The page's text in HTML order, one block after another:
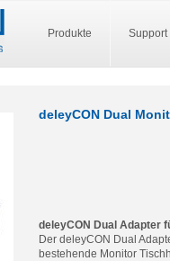
Produkte Support
deleyCON Dual
deleyCON Dual Adapter
Der deleyCON Dual
bestehende Monitor